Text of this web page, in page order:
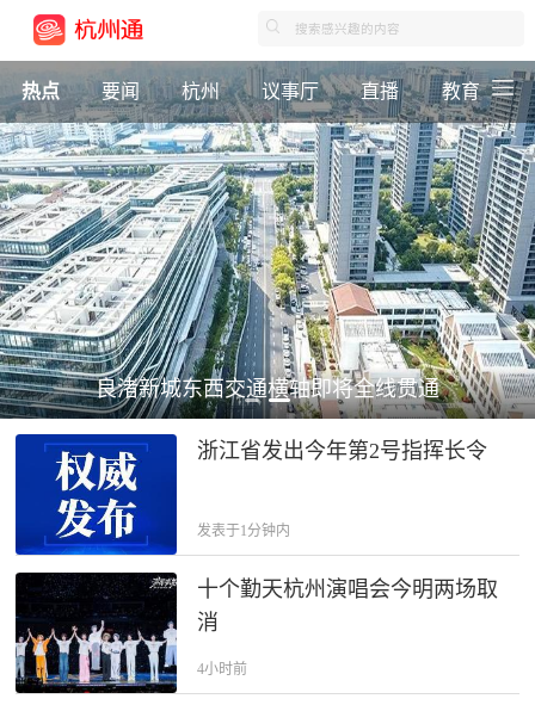
热点 要闻 杭州 议事厅 直播 教育
良渚新城东西交通横轴即将全线贯通
浙江省发出今年第2号指挥长令
发表于1分钟内
十个勤天杭州演唱会今明两场取
消
4小时前